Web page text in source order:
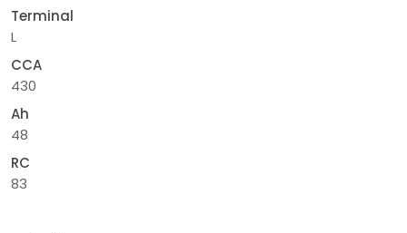
Terminal
L
CCA
430
Ah
48
RC
83